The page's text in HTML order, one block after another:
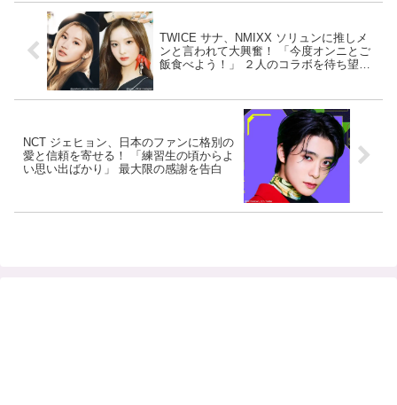
TWICE サナ、NMIXX ソリュンに推しメ
ンと言われて大興奮！ 「今度オンニとご
飯食べよう！」 ２人のコラボを待ち望む
NCT ジェヒョン、日本のファンに格別の
愛と信頼を寄せる！ 「練習生の頃からよ
い思い出ばかり」 最大限の感謝を告白